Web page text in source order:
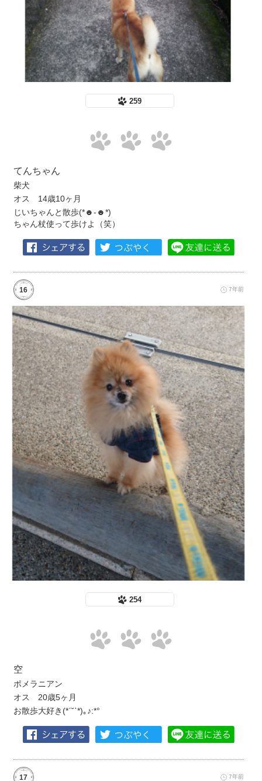
259
てんちゃん
柴犬
オス 14歳10ヶ月
じいちゃんと散歩(*☻-☻*)
ちゃん杖使って歩けよ（笑）
16 7年前
254
空
ポメラニアン
オス 20歳5ヶ月
お散歩大好き(*ˊ˘ˋ*)｡♪:*°
17 7年前